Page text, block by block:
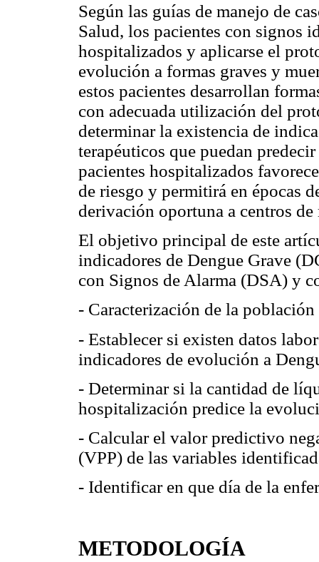
Según las guías de manejo de
Salud, los pacientes con signos
hospitalizados y aplicarse el
evolución a formas graves y
estos pacientes desarrollan
con adecuada utilización del
determinar la existencia de
terapéuticos que puedan
pacientes hospitalizados
de riesgo y permitirá en épocas
derivación oportuna a centros
El objetivo principal de este
indicadores de Dengue Grave
con Signos de Alarma (DSA) y
- Caracterización de la población
- Establecer si existen datos
indicadores de evolución a
- Determinar si la cantidad de
hospitalización predice la
- Calcular el valor predictivo
(VPP) de las variables
- Identificar en que día de la
METODOLOGÍA